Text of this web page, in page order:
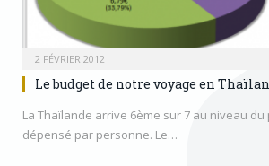
2 FÉVRIER 2012
Le budget de notre voyage en
La Thaïlande arrive 6ème sur 7 au niveau
dépensé par personne. Le…